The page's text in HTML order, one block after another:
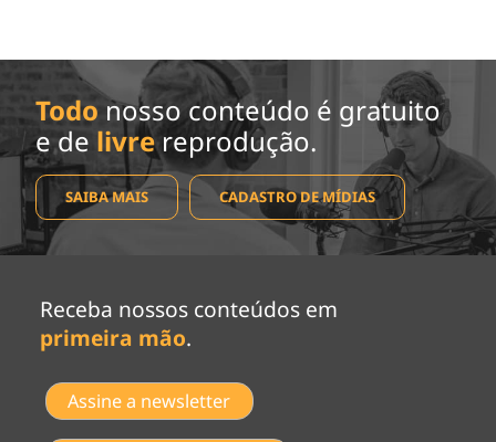
Todo nosso conteúdo é gratuito
e de livrereprodução.
SAIBA MAIS CADASTRO DE MÍDIAS
Receba nossos conteúdos em
primeira mão.
Assine a newsletter